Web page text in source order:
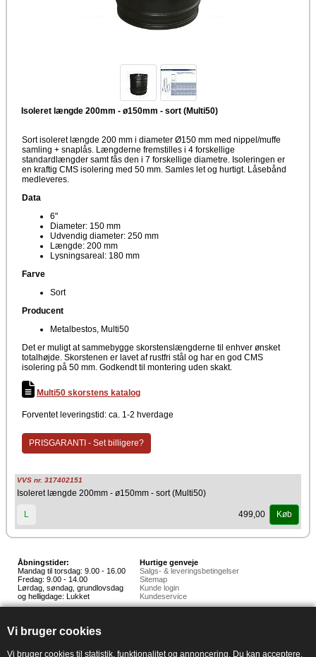
Vi bruger cookies
Vi bruger cookies til statistik, funktionalitet og annoncering. Du kan acceptere,
Isoleret længde 200mm - ø150mm - sort (Multi50)
Sort isoleret længde 200 mm i diameter Ø150 mm med nippel/muffe
samling + snaplås. Længderne fremstilles i 4 forskellige
standardlængder samt fås den i 7 forskellige diametre. Isoleringen er
en kraftig CMS isolering med 50 mm. Samles let og hurtigt. Låsebånd
medleveres.
Data
6"
Diameter: 150 mm
Udvendig diameter: 250 mm
Længde: 200 mm
Lysningsareal: 180 mm
Farve
Sort
Producent
Metalbestos, Multi50
Det er muligt at sammebygge skorstenslængderne til enhver ønsket
totalhøjde. Skorstenen er lavet af rustfri stål og har en god CMS
isolering på 50 mm. Godkendt til montering uden skakt.
Multi50 skorstens katalog
Forventet leveringstid: ca. 1-2 hverdage
PRISGARANTI - Set billigere?
VVS nr. 317402151
Isoleret længde 200mm - ø150mm - sort (Multi50)
L 499,00 Køb
Åbningstider:
Mandag til torsdag: 9.00 - 16.00
Fredag: 9.00 - 14.00
Lørdag, søndag, grundlovsdag
og helligdage: Lukket
Hurtige genveje
Salgs- & leveringsbetingelser
Sitemap
Kunde login
Kundeservice
Hunnerupvej 3, 6920 Videbæk
E-mail:salg@hedestoker.dk
PA: